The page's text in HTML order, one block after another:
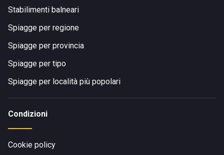
Stabilimenti balneari
Spiagge per regione
Spiagge per provincia
Spiagge per tipo
Spiagge per località più popolari
Condizioni
Cookie policy